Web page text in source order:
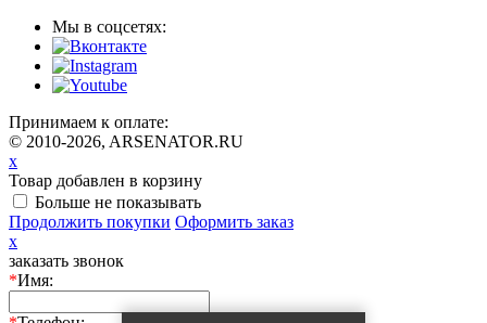
Мы в соцсетях:
Принимаем к оплате:
© 2010-2026, ARSENATOR.RU
x
Товар добавлен в корзину
Больше не показывать
Продолжить покупки Оформить заказ
x
заказать звонок
*Имя: